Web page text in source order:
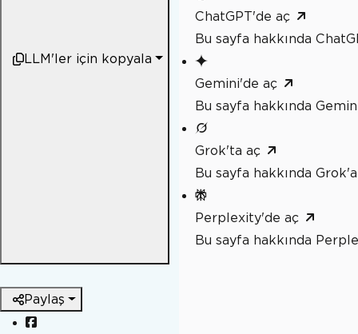
LLM'ler için kopyala
ChatGPT'de aç
Bu sayfa hakkında
Gemini'de aç
Bu sayfa hakkında
Grok'ta aç
Bu sayfa hakkında
Perplexity'de aç
Bu sayfa hakkında
Paylaş